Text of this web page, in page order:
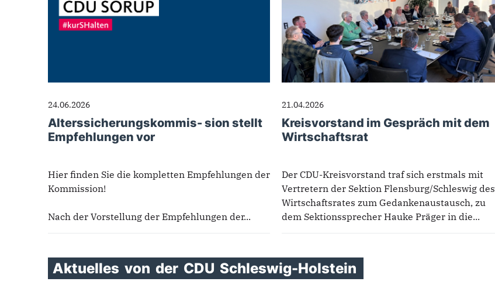
24.06.2026
Alterssicherungskommis- sion stellt
Empfehlungen vor
Hier finden Sie die kompletten Empfehlungen der
Kommission!
Nach der Vorstellung der Empfehlungen der...
21.04.2026
Kreisvorstand im Gespräch mit dem
Wirtschaftsrat
Der CDU-Kreisvorstand traf sich erstmals mit
Vertretern der Sektion Flensburg/Schleswig des
Wirtschaftsrates zum Gedankenaustausch, zu
dem Sektionssprecher Hauke Präger in die...
Aktuelles von der CDU Schleswig-Holstein